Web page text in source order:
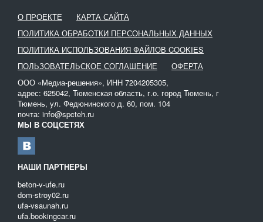
О ПРОЕКТЕ
КАРТА САЙТА
ПОЛИТИКА ОБРАБОТКИ ПЕРСОНАЛЬНЫХ ДАННЫХ
ПОЛИТИКА ИСПОЛЬЗОВАНИЯ ФАЙЛОВ COOKIES
ПОЛЬЗОВАТЕЛЬСКОЕ СОГЛАШЕНИЕ
ОФЕРТА
ООО «Медиа-решения», ИНН 7204205305,
адрес: 625042, Тюменская область, г.о. город Тюмень, г
Тюмень, ул. Федюнинского д. 60, пом. 104
почта: info@spcteh.ru
МЫ В СОЦСЕТЯХ
НАШИ ПАРТНЕРЫ
beton-v-ufe.ru
dom-stroy02.ru
ufa-vsaunah.ru
ufa.bookingcar.ru